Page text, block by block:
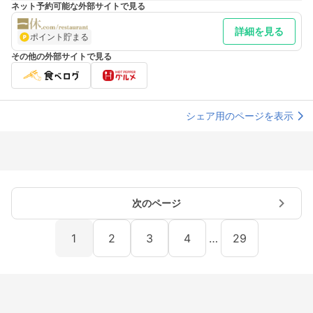
ネット予約可能な外部サイトで見る
ポイント貯まる 詳細を見る
その他の外部サイトで見る
シェア用のページを表示
次のページ
1 2 3 4 … 29